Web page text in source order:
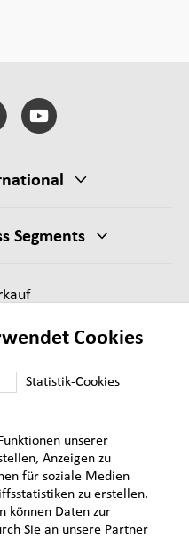
Segments
Cookies
Statistik-Cookies
unserer
Anzeigen zu
für soziale Medien
zu erstellen.
können Daten zur
Sie an unsere Partner